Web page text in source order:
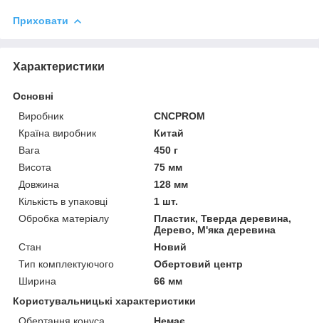
Приховати
Характеристики
Основні
Виробник
CNCPROM
Країна виробник
Китай
Вага
450 г
Висота
75 мм
Довжина
128 мм
Кількість в упаковці
1 шт.
Обробка матеріалу
Пластик, Тверда деревина,
Дерево, М'яка деревина
Стан
Новий
Тип комплектуючого
Обертовий центр
Ширина
66 мм
Користувальницькі характеристики